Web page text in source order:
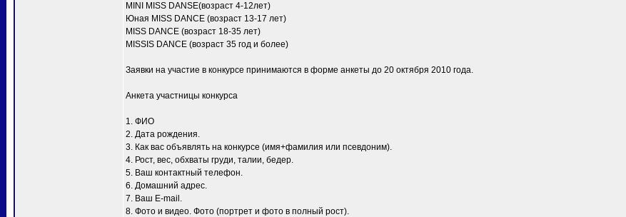
MINI MISS DANSE(возраст 4-12лет)
Юная MISS DANCE (возраст 13-17 лет)
MISS DANCE (возраст 18-35 лет)
MISSIS DANCE (возраст 35 год и более)
Заявки на участие в конкурсе принимаются в форме анкеты до 20 октября 2010 года.
Анкета участницы конкурса
1. ФИО
2. Дата рождения.
3. Как вас объявлять на конкурсе (имя+фамилия или псевдоним).
4. Рост, вес, обхваты груди, талии, бедер.
5. Ваш контактный телефон.
6. Домашний адрес.
7. Ваш E-mail.
8. Фото и видео. Фото (портрет и фото в полный рост).